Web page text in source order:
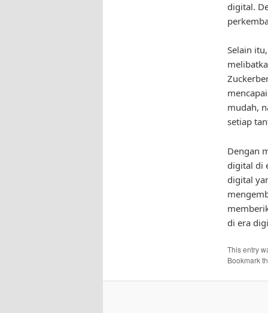
digital.
Selain
mudah,
setiap
Dengan
digital di
digital
di era
This entry
Bookmark